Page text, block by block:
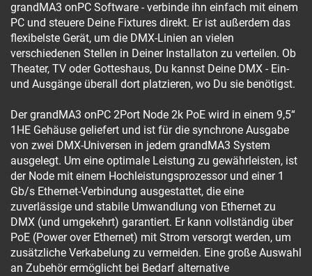
grandMA3 onPC Software - verbinde ihn einfach mit einem
PC und steuere Deine Fixtures direkt. Er ist außerdem das
flexibelste Gerät, um die DMX-Linien an vielen
verschiedenen Stellen in Deiner Installaton zu verteilen. Ob
Theater, TV oder Gotteshaus, Du kannst Deine DMX - Ein-
und Ausgänge überall dort platzieren, wo Du sie benötigst.
Der grandMA3 onPC 2Port Node 2k PoE wird in einem 9,5“
1HE Gehäuse geliefert und ist für die synchrone Ausgabe
von zwei DMX-Universen in jedem grandMA3 System
ausgelegt. Um eine optimale Leistung zu gewährleisten, ist
der Node mit einem Hochleistungsprozessor und einer 1
Gb/s Ethernet-Verbindung ausgestattet, die eine
zuverlässige und stabile Umwandlung von Ethernet zu
DMX (und umgekehrt) garantiert. Er kann vollständig über
PoE (Power over Ethernet) mit Strom versorgt werden, um
zusätzliche Verkabelung zu vermeiden. Eine große Auswahl
an Zubehör ermöglicht bei Bedarf alternative